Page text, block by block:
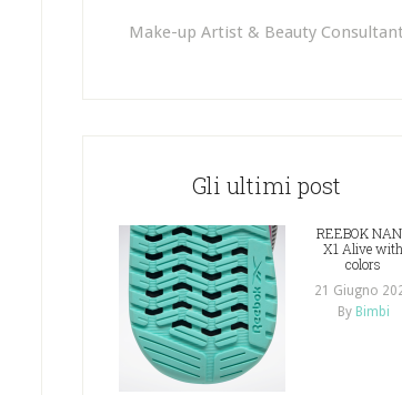
Make-up Artist & Beauty Consultant
Gli ultimi post
REEBOK
X1 Alive with
colors
21 Giugno
By Bimbi